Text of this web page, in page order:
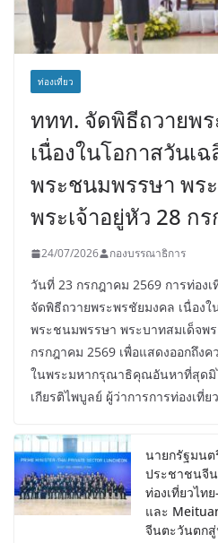
ท่องเที่ยว
ททท. จัดพิธีถวายพ
เนื่องในโอกาสวันเ
พระชนมพรรษา พร
พระเจ้าอยู่หัว 28 ก
24/07/2026 กองบรรณาธิการ
วันที่ 23 กรกฎาคม 2569 การท่อง
จัดพิธีถวายพระพรชัยมงคล เนื่องใ
พระชนมพรรษา พระบาทสมเด็จพ
กรกฎาคม 2569 เพื่อแสดงออกถึง
ในพระมหากรุณาธิคุณอันหาที่สุดมิ
เกียรติไพบูลย์ ผู้ว่าการการท่องเที่
นายกรัฐมน
ประชาชนจี
ท่องเที่ยวไท
และ
จีนตะวันตกสู่